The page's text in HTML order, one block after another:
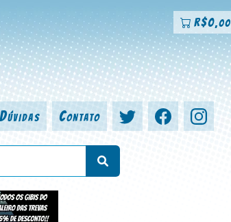
R$0,00
Dúvidas Contato
finalista, colorista